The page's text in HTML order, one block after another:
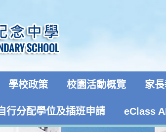
學校政策 校園活動概覽 家
行分配學位及插班申請 eClass